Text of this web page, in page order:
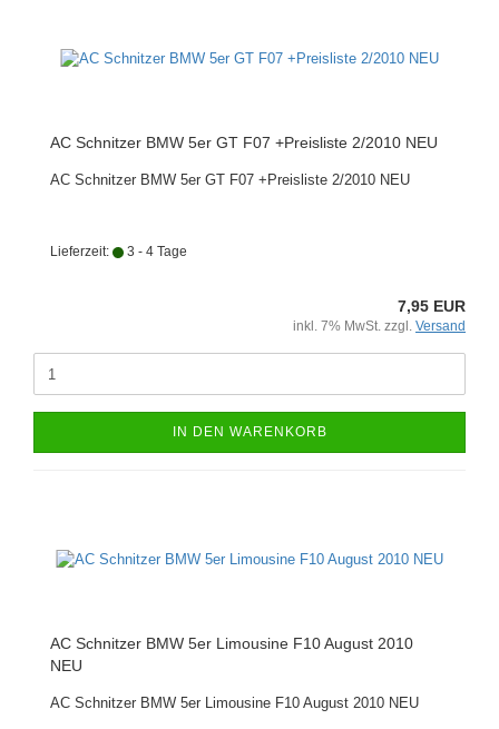
AC Schnitzer BMW 5er GT F07 +Preisliste 2/2010 NEU
AC Schnitzer BMW 5er GT F07 +Preisliste 2/2010 NEU
Lieferzeit: 3 - 4 Tage
7,95 EUR
inkl. 7% MwSt. zzgl. Versand
IN DEN WARENKORB
AC Schnitzer BMW 5er Limousine F10 August 2010
NEU
AC Schnitzer BMW 5er Limousine F10 August 2010 NEU